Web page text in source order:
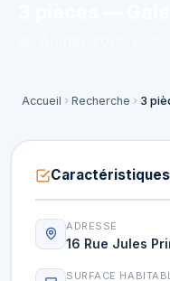
Accueil Recherche 3
ADRESSE
16 Rue Jules
SURFACE